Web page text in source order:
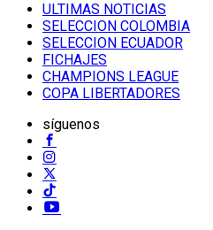
ULTIMAS NOTICIAS
SELECCION COLOMBIA
SELECCION ECUADOR
FICHAJES
CHAMPIONS LEAGUE
COPA LIBERTADORES
síguenos